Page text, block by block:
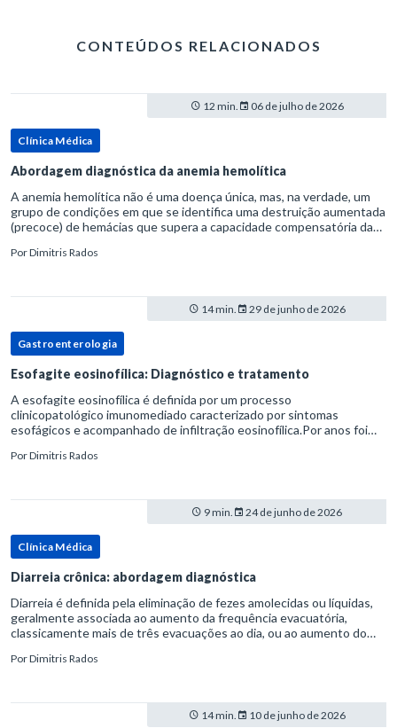
CONTEÚDOS RELACIONADOS
12 min. 06 de julho de 2026
Clínica Médica
Abordagem diagnóstica da anemia hemolítica
A anemia hemolítica não é uma doença única, mas, na verdade, um
grupo de condições em que se identifica uma destruição aumentada
(precoce) de hemácias que supera a capacidade compensatória da
PorDimitris Rados
14 min. 29 de junho de 2026
Gastroenterologia
Esofagite eosinofílica: Diagnóstico e tratamento
A esofagite eosinofílica é definida por um processo
clinicopatológico imunomediado caracterizado por sintomas
esofágicos e acompanhado de infiltração eosinofílica.Por anos foi
refluxo gastr
PorDimitris Rados
9 min. 24 de junho de 2026
Clínica Médica
Diarreia crônica: abordagem diagnóstica
Diarreia é definida pela eliminação de fezes amolecidas ou líquidas,
geralmente associada ao aumento da frequência evacuatória,
classicamente mais de três evacuações ao dia, ou ao aumento do
PorDimitris Rados
14 min. 10 de junho de 2026